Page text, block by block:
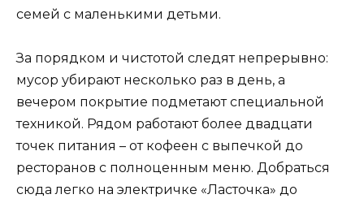
семей с маленькими детьми.
За порядком и чистотой следят непрерывно:
мусор убирают несколько раз в день, а
вечером покрытие подметают специальной
техникой. Рядом работают более двадцати
точек питания – от кофеен с выпечкой до
ресторанов с полноценным меню. Добраться
сюда легко на электричке «Ласточка» до